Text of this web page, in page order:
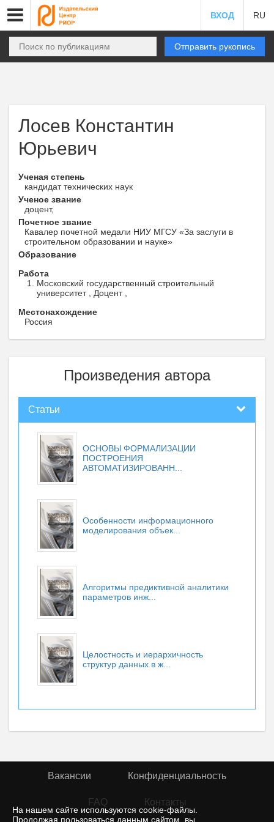
На нашем сайте используются cookie-файлы.
Продолжая пользоваться данным сайтом, вы
ВХОД RU
Отправить рукопись
Лосев Константин
Юрьевич
Ученая степень
кандидат технических наук
Ученое звание
доцент,
Почетное звание
Кавалер почетной медали НИУ МГСУ «За заслуги в
строительном образовании и науке»
Образование
Работа
Московский государственный строительный
университет , Доцент ,
Местонахождение
Россия
Произведения автора
Статьи
ОСНОВЫ ФОРМАЛИЗАЦИИ
ПОСТРОЕНИЯ
АВТОМАТИЗИРОВАНН...
Особенности информационного
моделирования объек...
Алгоритмы предиктивной аналитики
параметров инж...
Целостность и иерархичность
структур данных в ж...
Вакансии Конфиденциальность
FAQ Контакты